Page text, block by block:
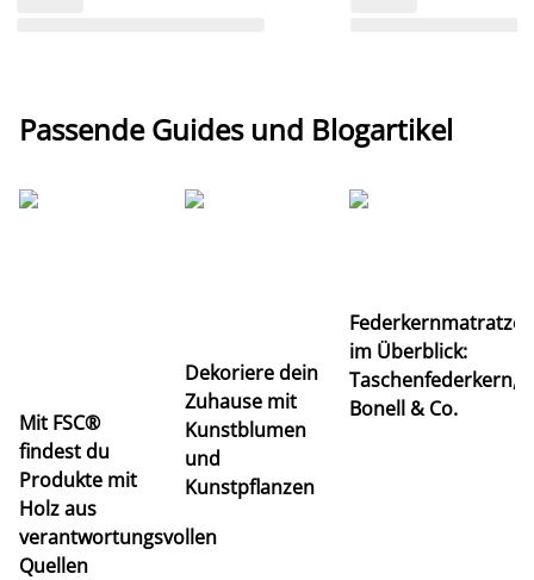
Passende Guides und Blogartikel
Mit FSC®
findest du
Produkte mit
Holz aus
verantwortungsvollen
Quellen
Dekoriere dein
Zuhause mit
Kunstblumen
und
Kunstpflanzen
im Überblick:
Taschenfederkern,
Bonell & Co.